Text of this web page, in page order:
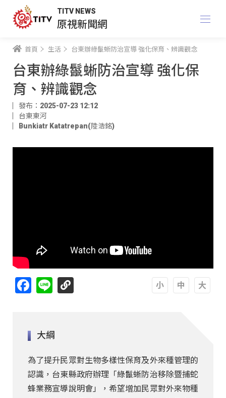
TITV NEWS
原視新聞網
首頁 生活 台東辦綠鬣蜥防治宣導 強化保育、辨識觀念
台東辦綠鬣蜥防治宣導 強化保
育、辨識觀念
發布：2025-07-23 12:12
台東東河
Bunkiatr Katatrepan(陸浩銘)
Facebook
Line
大綱
為了提升民眾對生物多樣性保育及外來種管理的
認識，台東縣政府辦理「綠鬣蜥防治移除暨捕蛇
蜂業務宣導說明會」，希望增加民眾對外來物種